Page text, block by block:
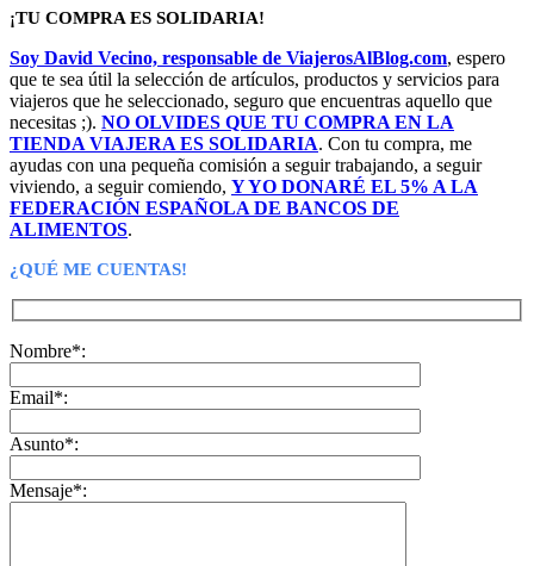
¡TU COMPRA ES SOLIDARIA!
Soy David Vecino, responsable de ViajerosAlBlog.com, espero
que te sea útil la selección de artículos, productos y servicios para
viajeros que he seleccionado, seguro que encuentras aquello que
necesitas ;). NO OLVIDES QUE TU COMPRA EN LA
TIENDA VIAJERA ES SOLIDARIA. Con tu compra, me
ayudas con una pequeña comisión a seguir trabajando, a seguir
viviendo, a seguir comiendo, Y YO DONARÉ EL 5% A LA
FEDERACIÓN ESPAÑOLA DE BANCOS DE
ALIMENTOS.
¿QUÉ ME CUENTAS!
Nombre*:
Email*:
Asunto*:
Mensaje*: